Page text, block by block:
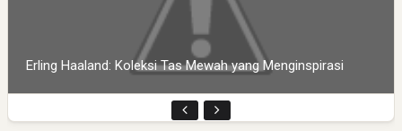
Pembukaan PLP Kelompok 70 Umsida di Balai Desa
Sumurgayam Resmi Digelar